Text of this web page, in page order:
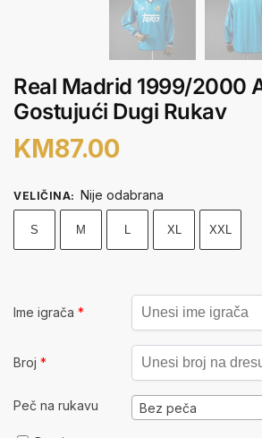
Real Madrid 1999/2000
Gostujući Dugi Rukav
KM87.00
VELIČINA: Nije odabrana
S M L XL XXL
Ime igrača *
Broj *
Peč na rukavu Bez peča